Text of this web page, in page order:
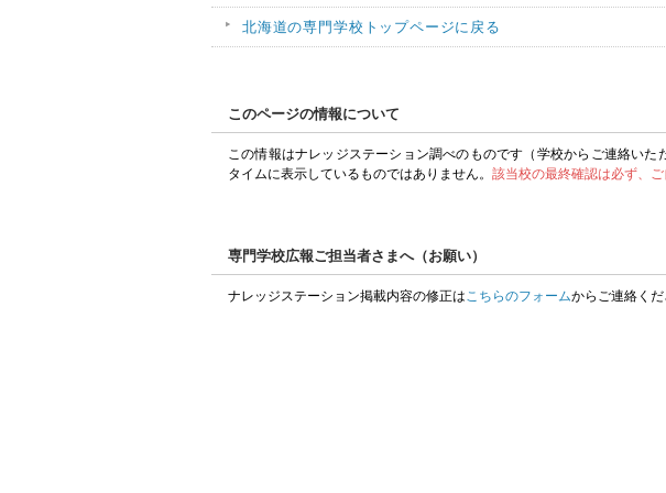
北海道の専門学校トップページに戻る
このページの情報について
この情報はナレッジステーション調べのものです（学校からご連絡い
タイムに表示しているものではありません。 該当校の最終確認は必ず、
専門学校広報ご担当者さまへ（お願い）
ナレッジステーション掲載内容の修正はこちらのフォームからご連絡くだ